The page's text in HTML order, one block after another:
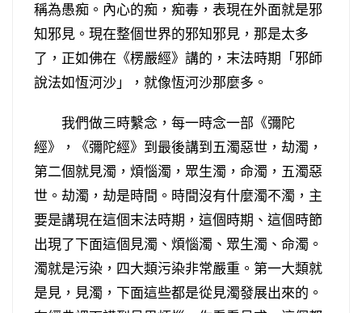
稱為愚痴。內心的痴，痴毒，表現在外面就是邪
知邪見。現在整個世界的邪知邪見，那是太多
了，正如佛在《楞嚴經》講的，末法時期「邪師
說法如恆河沙」，就像恆河沙那麼多。
我們做三時繫念，每一時念一部《彌陀
經》，《彌陀經》到最後講到五濁惡世，劫濁，
第二個就見濁，煩惱濁，眾生濁，命濁，五濁惡
世。劫濁，劫是時間。時間沒有什麼濁不濁，主
要是講現在這個末法時期，這個時期、這個時節
出現了下面這個見濁、煩惱濁、眾生濁、命濁。
濁就是污染，四大類污染非常嚴重。第一大類就
是見，見濁，下面這些都是從見濁發展出來的。